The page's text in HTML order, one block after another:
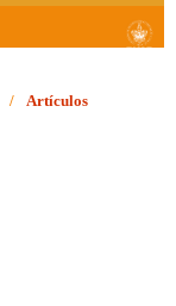
/ Artículos